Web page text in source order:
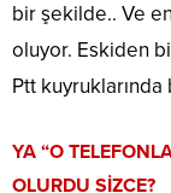
bir şekilde.. Ve
oluyor. Eskiden
Ptt
YA “O
OLURDU SİZCE?